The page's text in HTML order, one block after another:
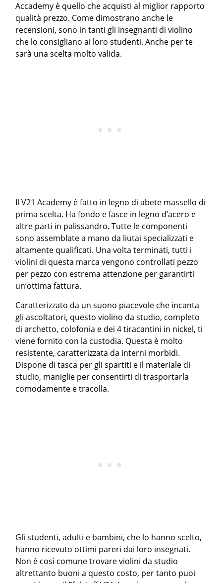
Accademy è quello che acquisti al miglior rapporto
qualità prezzo. Come dimostrano anche le
recensioni, sono in tanti gli insegnanti di violino
che lo consigliano ai loro studenti. Anche per te
sarà una scelta molto valida.
Il V21 Academy è fatto in legno di abete massello di
prima scelta. Ha fondo e fasce in legno d’acero e
altre parti in palissandro. Tutte le componenti
sono assemblate a mano da liutai specializzati e
altamente qualificati. Una volta terminati, tutti i
violini di questa marca vengono controllati pezzo
per pezzo con estrema attenzione per garantirti
un’ottima fattura.
Caratterizzato da un suono piacevole che incanta
gli ascoltatori, questo violino da studio, completo
di archetto, colofonia e dei 4 tiracantini in nickel, ti
viene fornito con la custodia. Questa è molto
resistente, caratterizzata da interni morbidi.
Dispone di tasca per gli spartiti e il materiale di
studio, maniglie per consentirti di trasportarla
comodamente e tracolla.
Gli studenti, adulti e bambini, che lo hanno scelto,
hanno ricevuto ottimi pareri dai loro insegnati.
Non è così comune trovare violini da studio
altrettanto buoni a questo costo, per tanto puoi